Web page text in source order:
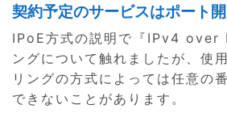
契約予定のサービスはポート
IPoE方式の説明で『IPv4 over
ングについて触れましたが、使
リングの方式によっては任意の
できないことがあります。